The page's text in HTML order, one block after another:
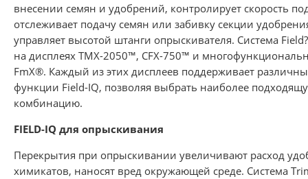
внесении семян и удобрений, контролирует скорость
отслеживает подачу семян или забивку секции
управляет высотой штанги опрыскивателя. Система
на дисплеях TMX-2050™, CFX-750™ и
FmX®. Каждый из этих дисплеев поддерживает
функции Field-IQ, позволяя выбрать наиболее
комбинацию.
FIELD-IQ для опрыскивания
Перекрытия при опрыскивании увеличивают расход
химикатов, наносят вред окружающей среде. Система